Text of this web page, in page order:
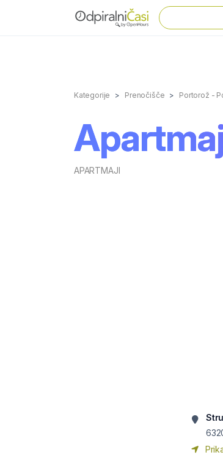
Kategorije Prenočišče Portorož -
APARTMAJI